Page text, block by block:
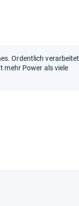
Ordentlich verarbeitet
mehr Power als viele